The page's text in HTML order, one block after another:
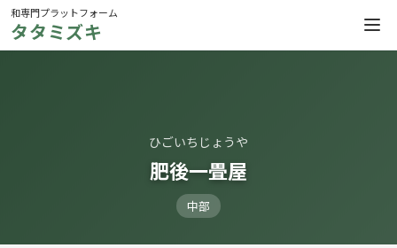
和専門プラットフォーム
タタミズキ
ひごいちじょうや
肥後一畳屋
中部